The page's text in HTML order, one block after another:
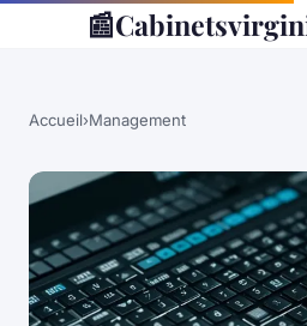
📰
Accueil›Management